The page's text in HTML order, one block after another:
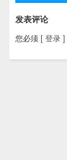
发表评论
您必须 [ 登录 ]